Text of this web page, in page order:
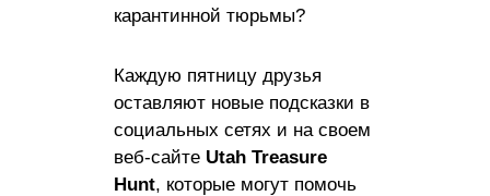
карантинной тюрьмы?
Каждую пятницу друзья
оставляют новые подсказки в
социальных сетях и на своем
веб-сайте Utah Treasure
Hunt, которые могут помочь